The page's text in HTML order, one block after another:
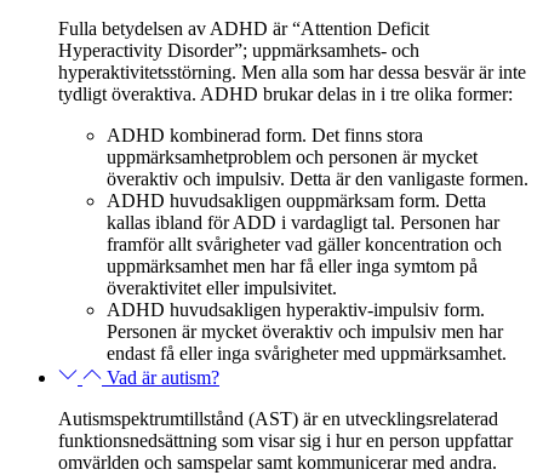
Fulla betydelsen av ADHD är “Attention Deficit
Hyperactivity Disorder”; uppmärksamhets- och
hyperaktivitetsstörning. Men alla som har dessa besvär är inte
tydligt överaktiva. ADHD brukar delas in i tre olika former:
ADHD kombinerad form. Det finns stora
uppmärksamhetproblem och personen är mycket
överaktiv och impulsiv. Detta är den vanligaste formen.
ADHD huvudsakligen ouppmärksam form. Detta
kallas ibland för ADD i vardagligt tal. Personen har
framför allt svårigheter vad gäller koncentration och
uppmärksamhet men har få eller inga symtom på
överaktivitet eller impulsivitet.
ADHD huvudsakligen hyperaktiv-impulsiv form.
Personen är mycket överaktiv och impulsiv men har
endast få eller inga svårigheter med uppmärksamhet.
Vad är autism?
Autismspektrumtillstånd (AST) är en utvecklingsrelaterad
funktionsnedsättning som visar sig i hur en person uppfattar
omvärlden och samspelar samt kommunicerar med andra.